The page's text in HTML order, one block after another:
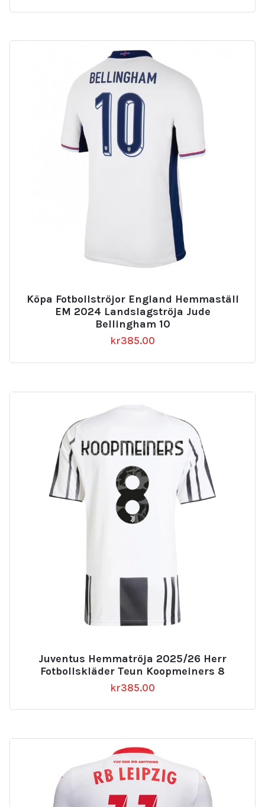
Köpa Fotbollströjor England Hemmaställ
EM 2024 Landslagströja Jude
Bellingham 10
kr385.00
Juventus Hemmatröja 2025/26 Herr
Fotbollskläder Teun Koopmeiners 8
kr385.00